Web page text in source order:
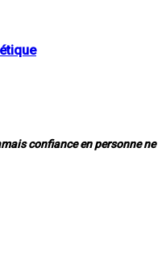
confiance en personne ne